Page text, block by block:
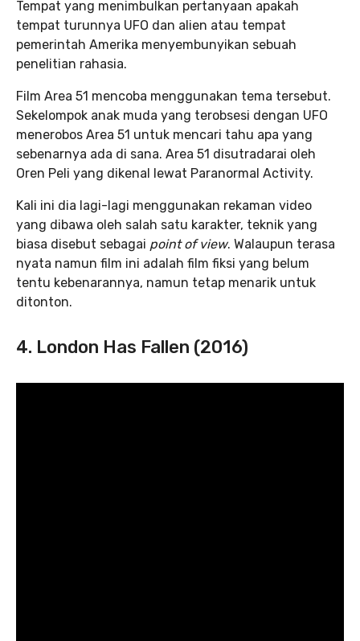
Tempat yang menimbulkan pertanyaan apakah
tempat turunnya UFO dan alien atau tempat
pemerintah Amerika menyembunyikan sebuah
penelitian rahasia.
Film Area 51 mencoba menggunakan tema tersebut.
Sekelompok anak muda yang terobsesi dengan UFO
menerobos Area 51 untuk mencari tahu apa yang
sebenarnya ada di sana. Area 51 disutradarai oleh
Oren Peli yang dikenal lewat Paranormal Activity.
Kali ini dia lagi-lagi menggunakan rekaman video
yang dibawa oleh salah satu karakter, teknik yang
biasa disebut sebagai point of view. Walaupun terasa
nyata namun film ini adalah film fiksi yang belum
tentu kebenarannya, namun tetap menarik untuk
ditonton.
4. London Has Fallen (2016)